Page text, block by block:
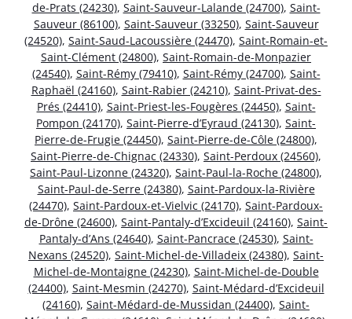
de-Prats (24230), Saint-Sauveur-Lalande (24700), Saint-
Sauveur (86100), Saint-Sauveur (33250), Saint-Sauveur
(24520), Saint-Saud-Lacoussière (24470), Saint-Romain-et-
Saint-Clément (24800), Saint-Romain-de-Monpazier
(24540), Saint-Rémy (79410), Saint-Rémy (24700), Saint-
Raphaël (24160), Saint-Rabier (24210), Saint-Privat-des-
Prés (24410), Saint-Priest-les-Fougères (24450), Saint-
Pompon (24170), Saint-Pierre-d’Eyraud (24130), Saint-
Pierre-de-Frugie (24450), Saint-Pierre-de-Côle (24800),
Saint-Pierre-de-Chignac (24330), Saint-Perdoux (24560),
Saint-Paul-Lizonne (24320), Saint-Paul-la-Roche (24800),
Saint-Paul-de-Serre (24380), Saint-Pardoux-la-Rivière
(24470), Saint-Pardoux-et-Vielvic (24170), Saint-Pardoux-
de-Drône (24600), Saint-Pantaly-d’Excideuil (24160), Saint-
Pantaly-d’Ans (24640), Saint-Pancrace (24530), Saint-
Nexans (24520), Saint-Michel-de-Villadeix (24380), Saint-
Michel-de-Montaigne (24230), Saint-Michel-de-Double
(24400), Saint-Mesmin (24270), Saint-Médard-d’Excideuil
(24160), Saint-Médard-de-Mussidan (24400), Saint-